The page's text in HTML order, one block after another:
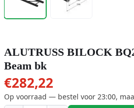
ALUTRUSS BILOCK
Beam bk
€282,22
Op voorraad — bestel voor 23:00,